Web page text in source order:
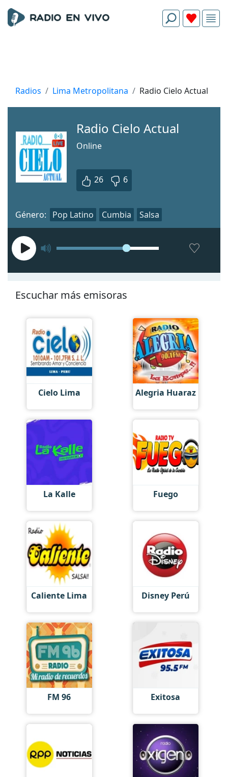
Radios Lima Metropolitana Radio Cielo Actual
Radio Cielo Actual
Online
26 6
Género: Pop Latino Cumbia Salsa
Escuchar más emisoras
Cielo Lima Alegria Huaraz
La Kalle Fuego
Caliente Lima Disney Perú
FM 96 Exitosa